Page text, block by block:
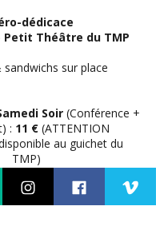
dédicace
Petit Théâtre du TMP
sur place
Soir (Conférence +
: 11 € (ATTENTION
au guichet du
TMP)
seule : 4 €